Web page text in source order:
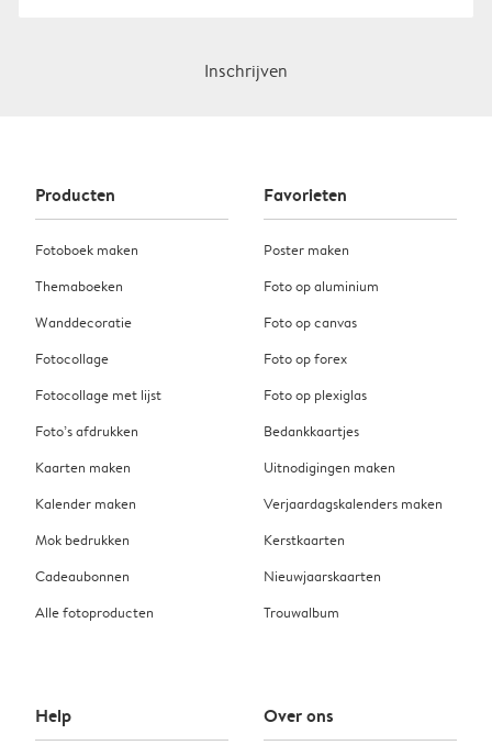
Inschrijven
Producten
Fotoboek maken
Themaboeken
Wanddecoratie
Fotocollage
Fotocollage met lijst
Foto’s afdrukken
Kaarten maken
Kalender maken
Mok bedrukken
Cadeaubonnen
Alle fotoproducten
Favorieten
Poster maken
Foto op aluminium
Foto op canvas
Foto op forex
Foto op plexiglas
Bedankkaartjes
Uitnodigingen maken
Verjaardagskalenders maken
Kerstkaarten
Nieuwjaarskaarten
Trouwalbum
Help Over ons